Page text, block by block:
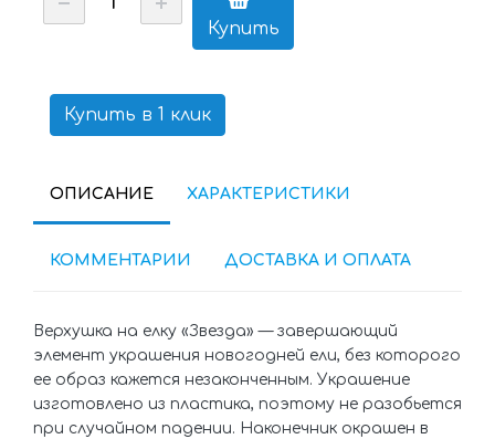
Купить
Купить в 1 клик
ОПИСАНИЕ ХАРАКТЕРИСТИКИ
КОММЕНТАРИИ ДОСТАВКА И ОПЛАТА
Верхушка на елку «Звезда» — завершающий
элемент украшения новогодней ели, без которого
ее образ кажется незаконченным. Украшение
изготовлено из пластика, поэтому не разобьется
при случайном падении. Наконечник окрашен в